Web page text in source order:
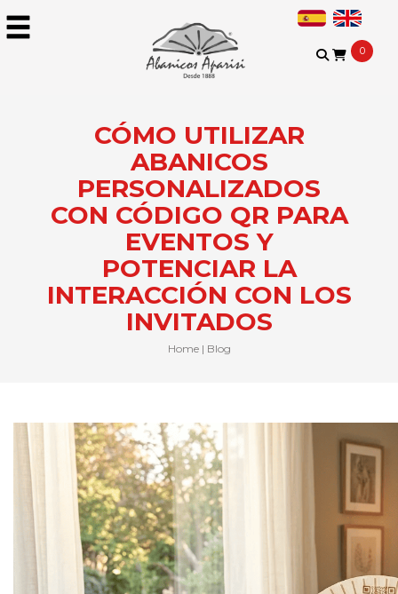
0
CÓMO UTILIZAR
ABANICOS
PERSONALIZADOS
CON CÓDIGO QR PARA
EVENTOS Y
POTENCIAR LA
INTERACCIÓN CON LOS
INVITADOS
Home| Blog